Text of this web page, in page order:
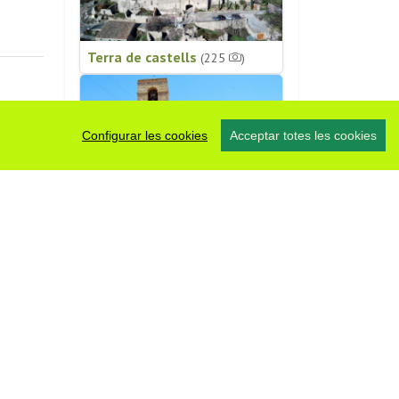
Configurar les cookies Acceptar totes les cookies
Terra de castells (225 )